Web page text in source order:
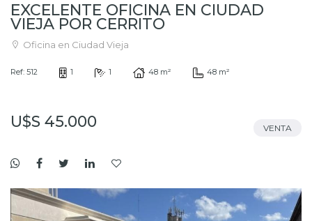
EXCELENTE OFICINA EN CIUDAD
VIEJA POR CERRITO
Oficina en Ciudad Vieja
Ref: 512 1 1 48 m² 48 m²
U$S 45.000 VENTA